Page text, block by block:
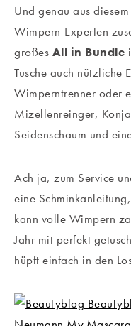
Und genau aus
Wimpern-Experten
großes All in Bundle
Tusche auch nützliche
Wimperntrenner oder
Mizellenreinger,
Seidenschaum und
Ach ja, zum Service
eine
kann volle Wimpern
Jahr mit perfekt
hüpft einfach in den